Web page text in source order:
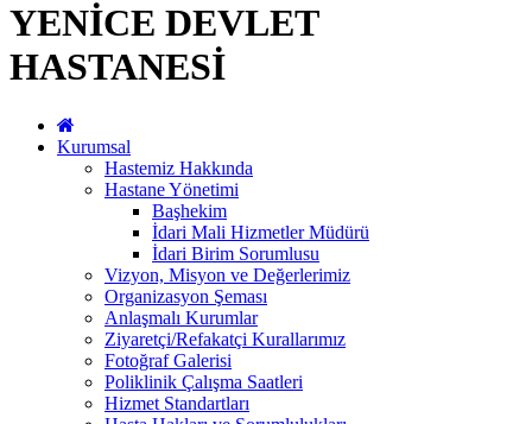
YENİCE DEVLET
HASTANESİ
Kurumsal
Hastemiz Hakkında
Hastane Yönetimi
Başhekim
İdari Mali Hizmetler Müdürü
İdari Birim Sorumlusu
Vizyon, Misyon ve Değerlerimiz
Organizasyon Şeması
Anlaşmalı Kurumlar
Ziyaretçi/Refakatçi Kurallarımız
Fotoğraf Galerisi
Poliklinik Çalışma Saatleri
Hizmet Standartları